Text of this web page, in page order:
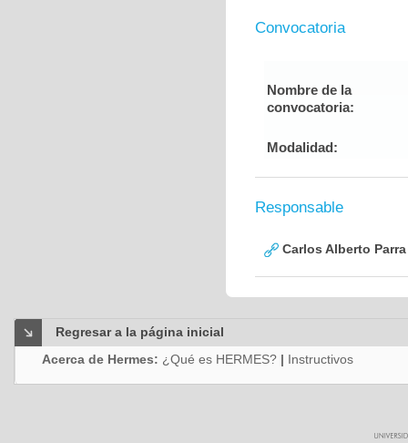
Convocatoria
Nombre de la
convocatoria:
Modalidad:
Responsable
Carlos Alberto
Regresar a la página inicial
Acerca de Hermes: ¿Qué es HERMES? | Instructivos